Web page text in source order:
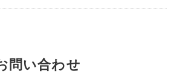
問い合わせ